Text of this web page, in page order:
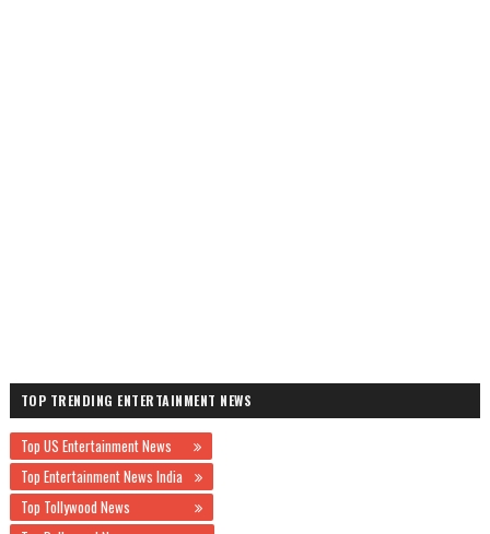
TOP TRENDING ENTERTAINMENT NEWS
Top US Entertainment News
Top Entertainment News India
Top Tollywood News